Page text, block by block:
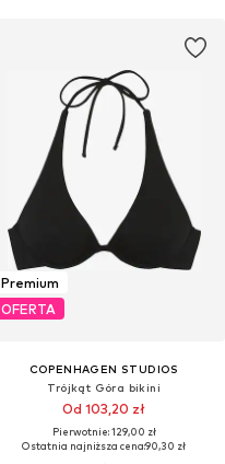
Premium
OFERTA
COPENHAGEN STUDIOS
Trójkąt Góra bikini
Od 103,20 zł
Pierwotnie: 129,00 zł
Ostatnia najniższa cena:90,30 zł